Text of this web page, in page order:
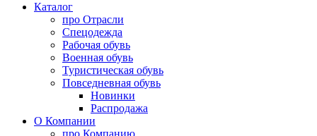
Каталог
про Отрасли
Спецодежда
Рабочая обувь
Военная обувь
Туристическая обувь
Повседневная обувь
Новинки
Распродажа
О Компании
про Компанию